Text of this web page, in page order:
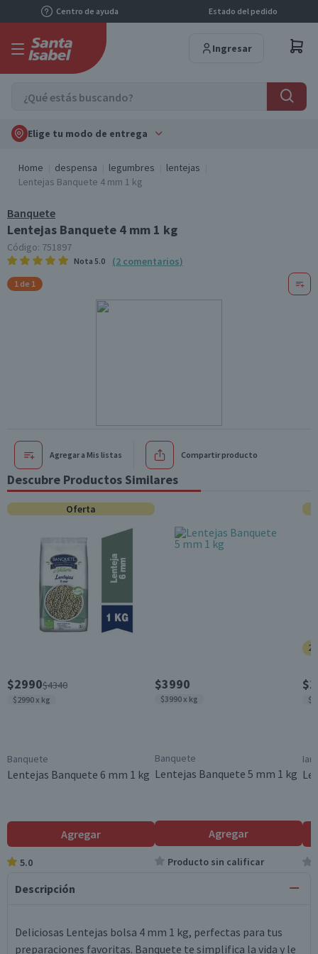
Centro de ayuda Estado del pedido
Ingresar
Elige tu modo de entrega
Home despensa legumbres
lentejas
Lentejas Banquete 4 mm 1 kg
Banquete
Lentejas Banquete 4 mm 1 kg
Código: 751897
Nota 5.0 (2 comentarios)
1 de 1
Agregar a Mis listas Compartir producto
Descubre Productos Similares
Oferta
$2990$4340
$2990 x kg
Banquete
Lentejas Banquete 6 mm 1 kg
Agregar
5.0
$3990
$3990 x kg
Banquete
Lentejas Banquete 5 mm 1 kg
Agregar
Producto sin calificar
Descripción
Deliciosas Lentejas bolsa 4 mm 1 kg, perfectas para tus
preparaciones favoritas. Banquete te simplifica la vida y le